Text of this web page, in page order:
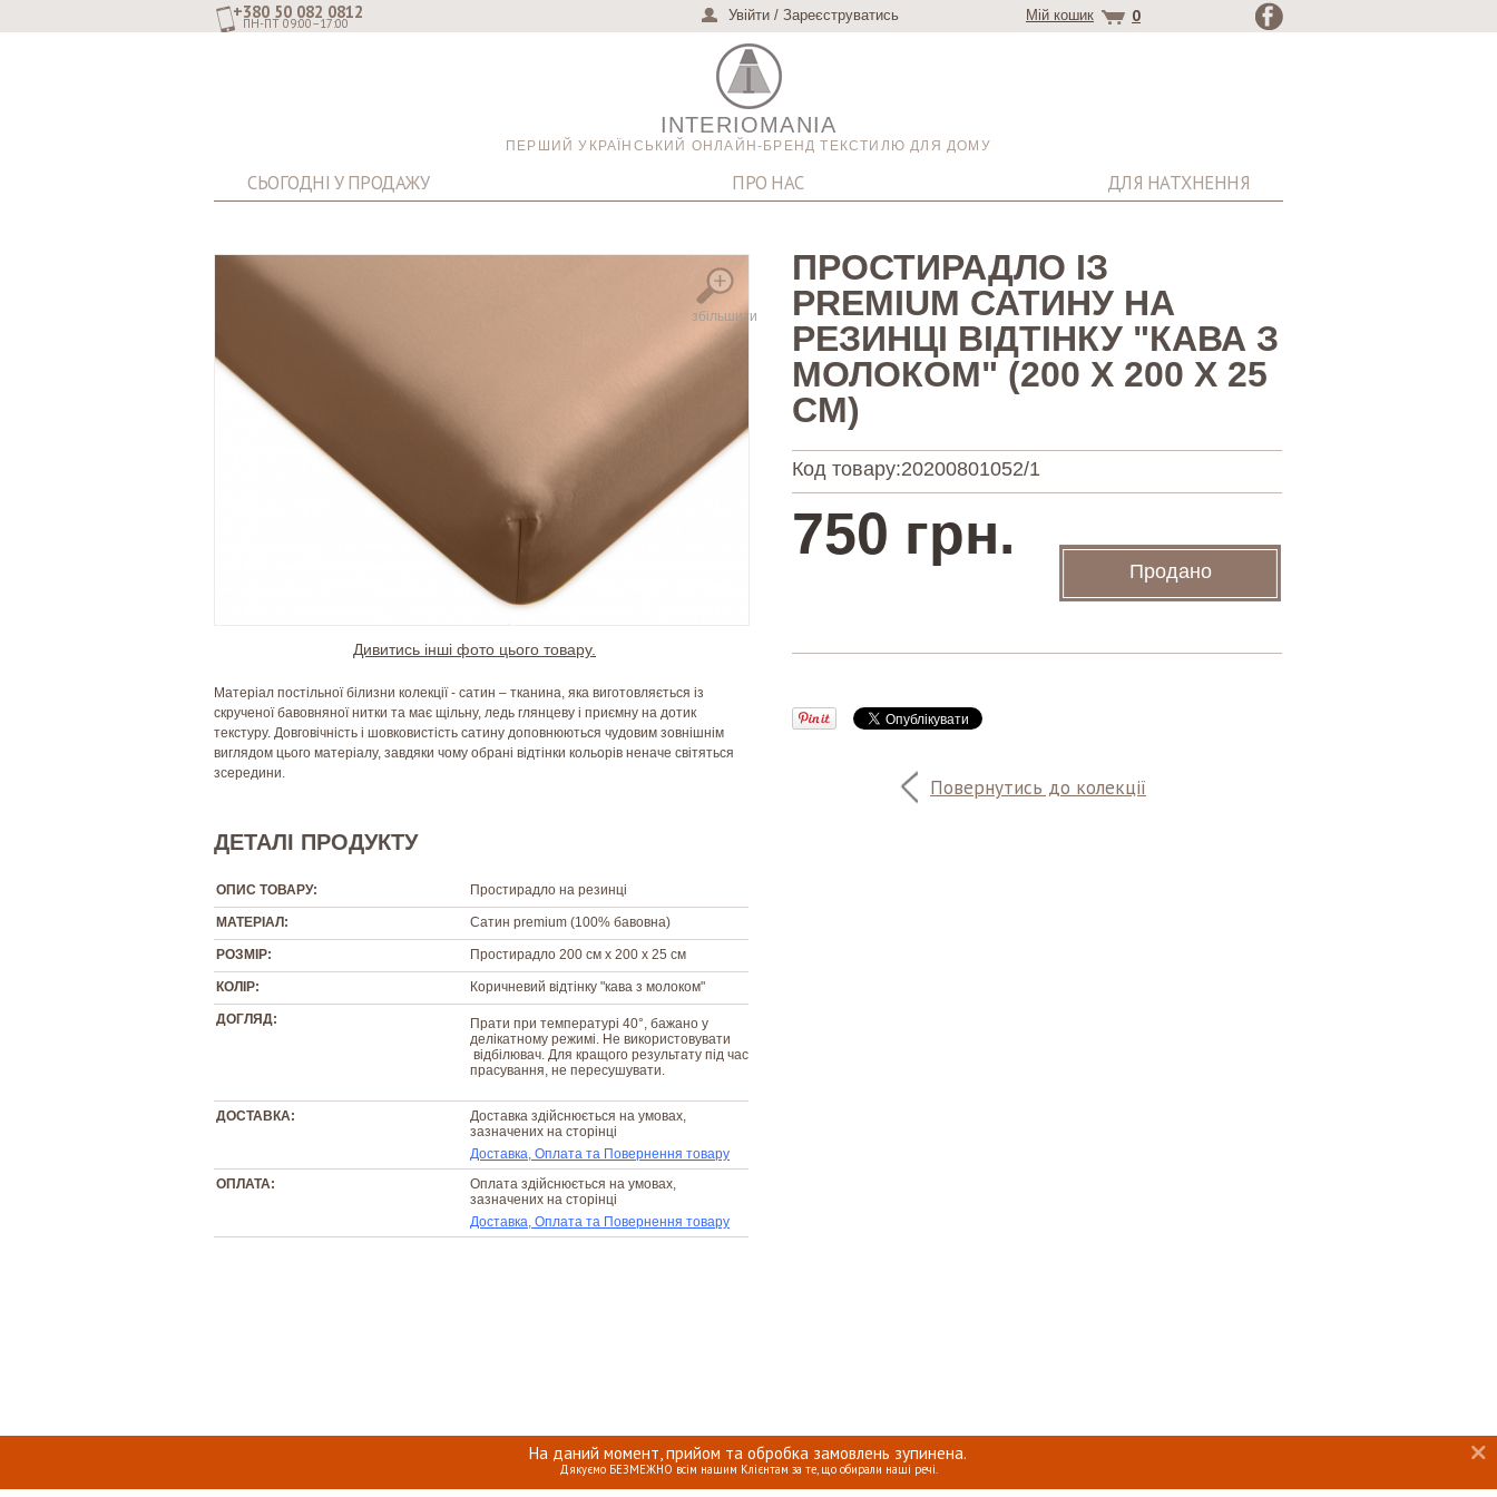
+380 50 082 0812
ПН-ПТ 09:00–17:00 Мій кошик 0
Увійти / Зареєструватись
На даний момент, прийом та обробка замовлень зупинена.
Дякуємо БЕЗМЕЖНО всім нашим Клієнтам за те, що обирали наші речі.
INTERIOMANIA
ПЕРШИЙ УКРАЇНСЬКИЙ ОНЛАЙН-БРЕНД ТЕКСТИЛЮ ДЛЯ ДОМУ
СЬОГОДНІ У ПРОДАЖУ ПРО НАС ДЛЯ НАТХНЕННЯ
збільшити
ПРОСТИРАДЛО ІЗ
PREMIUM САТИНУ НА
РЕЗИНЦІ ВІДТІНКУ "КАВА З
МОЛОКОМ" (200 X 200 Х 25
СМ)
Код товару:20200801052/1
750 грн.
Продано
Повернутись до колекції
Дивитись інші фото цього товару.
Матеріал постільної білизни колекції - сатин – тканина, яка виготовляється із
скрученої бавовняної нитки та має щільну, ледь глянцеву і приємну на дотик
текстуру. Довговічність і шовковистість сатину доповнюються чудовим зовнішнім
виглядом цього матеріалу, завдяки чому обрані відтінки кольорів неначе світяться
зсередини.
ДЕТАЛІ ПРОДУКТУ
ОПИС ТОВАРУ: Простирадло на резинці
МАТЕРІАЛ: Сатин premium (100% бавовна)
РОЗМІР: Простирадло 200 см х 200 х 25 см
КОЛІР: Коричневий відтінку "кава з молоком"
ДОГЛЯД:
Прати при температурі 40°, бажано у
делікатному режимі. Не використовувати
відбілювач. Для кращого результату під час
прасування, не пересушувати.
ДОСТАВКА:
Доставка здійснюється на умовах,
зазначених на сторінці
Доставка, Оплата та Повернення товару
ОПЛАТА:
Оплата здійснюється на умовах,
зазначених на сторінці
Доставка, Оплата та Повернення товару